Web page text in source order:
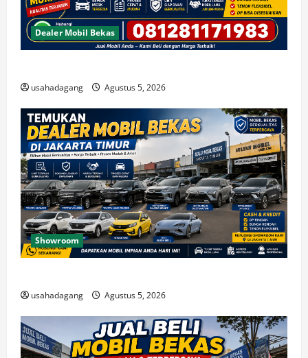
Dealer Mobil Bekas
usahadagang Agustus 5, 2026
Showroom
usahadagang Agustus 5, 2026